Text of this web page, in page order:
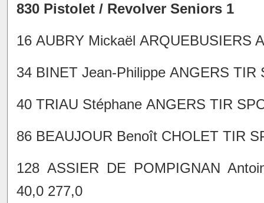
830 Pistolet / Revolver Seniors 1
16 AUBRY Mickaël ARQUEBUSIERS
34 BINET Jean-Philippe ANGERS
40 TRIAU Stéphane ANGERS TIR
86 BEAUJOUR Benoît CHOLET TIR
128 ASSIER DE POMPIGNAN
40,0 277,0